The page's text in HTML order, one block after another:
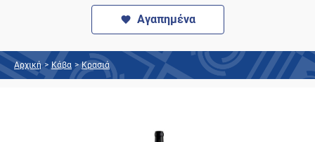
Αγαπημένα
Αρχική > Κάβα > Κρασιά